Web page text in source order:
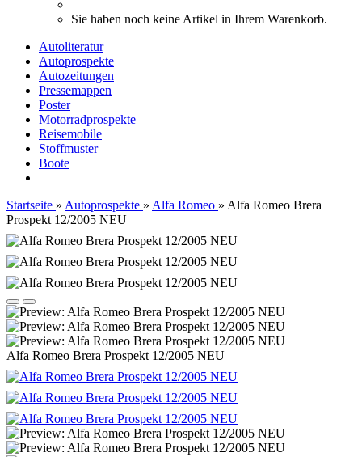
Sie haben noch keine Artikel in Ihrem Warenkorb.
Autoliteratur
Autoprospekte
Autozeitungen
Pressemappen
Poster
Motorradprospekte
Reisemobile
Stoffmuster
Boote
Startseite » Autoprospekte » Alfa Romeo » Alfa Romeo Brera
Prospekt 12/2005 NEU
Alfa Romeo Brera Prospekt 12/2005 NEU